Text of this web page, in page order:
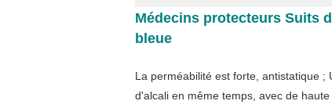
Médecins protecteurs Suits
bleue
La perméabilité est forte, antistatique
d'alcali en même temps, avec de